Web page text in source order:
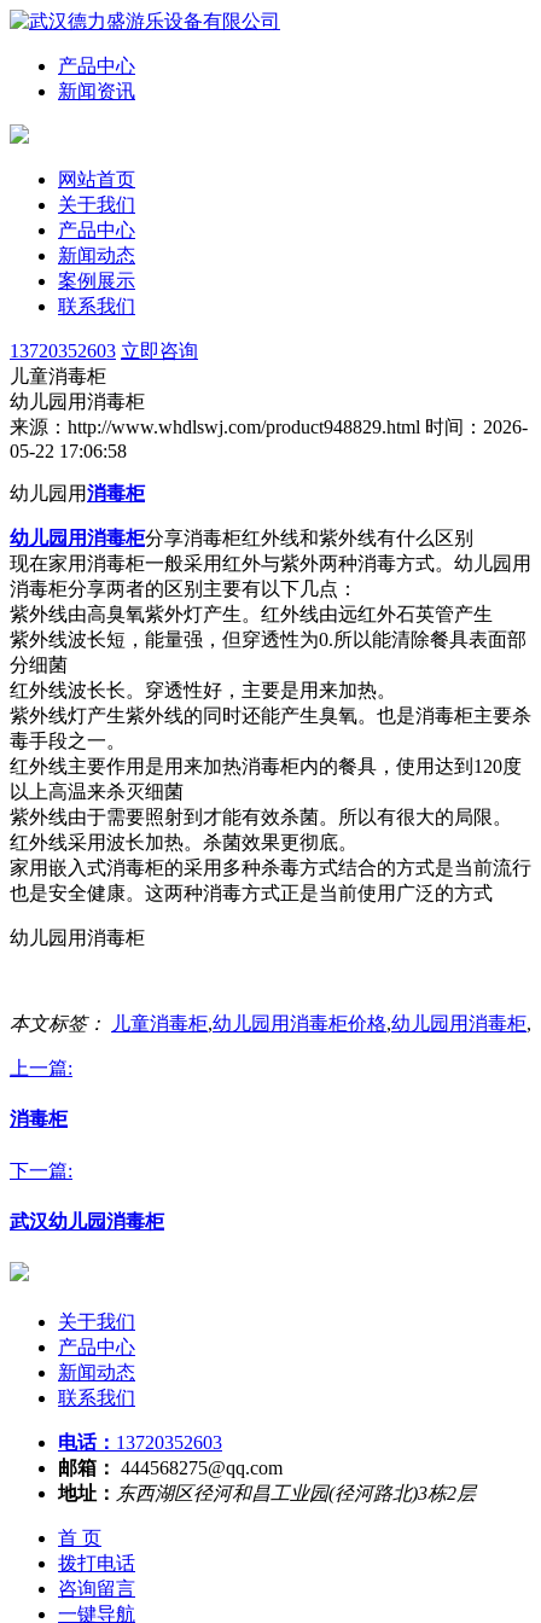
产品中心
新闻资讯
网站首页
关于我们
产品中心
新闻动态
案例展示
联系我们
13720352603 立即咨询
儿童消毒柜
幼儿园用消毒柜
来源：http://www.whdlswj.com/product948829.html 时间：2026-
05-22 17:06:58
幼儿园用消毒柜
幼儿园用消毒柜分享消毒柜红外线和紫外线有什么区别
现在家用消毒柜一般采用红外与紫外两种消毒方式。幼儿园用
消毒柜分享两者的区别主要有以下几点：
紫外线由高臭氧紫外灯产生。红外线由远红外石英管产生
紫外线波长短，能量强，但穿透性为0.所以能清除餐具表面部
分细菌
红外线波长长。穿透性好，主要是用来加热。
紫外线灯产生紫外线的同时还能产生臭氧。也是消毒柜主要杀
毒手段之一。
红外线主要作用是用来加热消毒柜内的餐具，使用达到120度
以上高温来杀灭细菌
紫外线由于需要照射到才能有效杀菌。所以有很大的局限。
红外线采用波长加热。杀菌效果更彻底。
家用嵌入式消毒柜的采用多种杀毒方式结合的方式是当前流行
也是安全健康。这两种消毒方式正是当前使用广泛的方式
幼儿园用消毒柜
本文标签： 儿童消毒柜,幼儿园用消毒柜价格,幼儿园用消毒柜,
上一篇:
消毒柜
下一篇:
武汉幼儿园消毒柜
关于我们
产品中心
新闻动态
联系我们
电话： 13720352603
邮箱： 444568275@qq.com
地址： 东西湖区径河和昌工业园(径河路北)3栋2层
首 页
拨打电话
咨询留言
一键导航